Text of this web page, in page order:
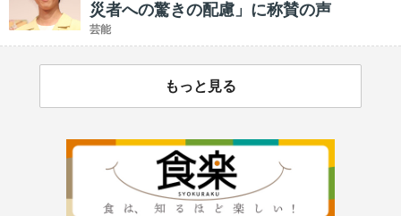
災者への驚きの配慮」に称賛の声
芸能
もっと見る